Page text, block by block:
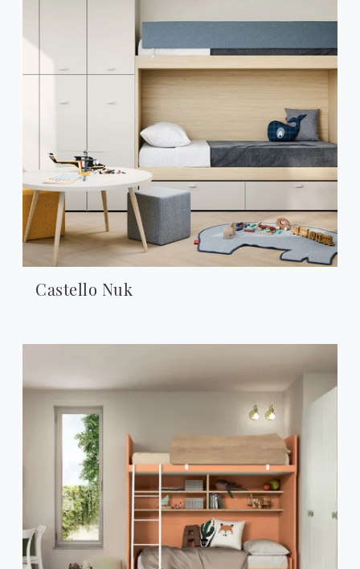
Castello Nuk